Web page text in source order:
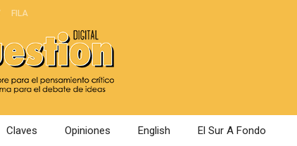
FILA
Claves Opiniones English El Sur A Fondo